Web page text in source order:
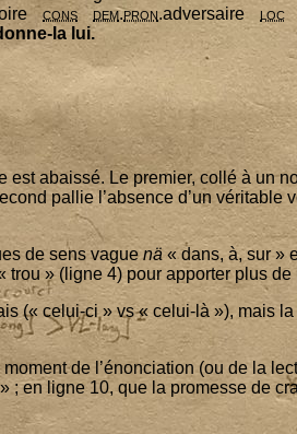
cons
dem.pron.adver­saire
loc
la lui.
est abais­sé. Le pre­mier, col­lé à
pal­lie l’ab­sence d’un véri­table
de sens vaguenä « dans, à, sur »
trou » (ligne 4) pour appor­ter plus
(« celui-ci » vs « celui-là »), mais
de l’é­non­cia­tion (ou de la
; en ligne10, que la pro­messe de